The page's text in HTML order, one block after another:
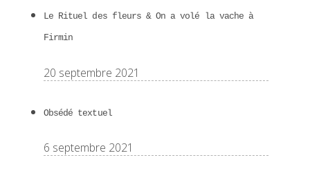
Le Rituel des fleurs & On a volé la vache à
Firmin
20 septembre 2021
Obsédé textuel
6 septembre 2021